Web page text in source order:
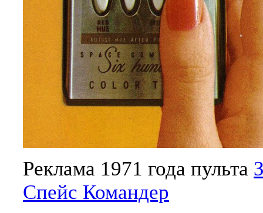
Реклама 1971 года пульта
Спейс Командер